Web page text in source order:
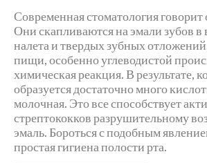
Современная стоматология говорит
Они скапливаются на эмали зубов в
налета и твердых зубных
пищи, особенно углеводистой
химическая реакция. В результате,
образуется достаточно много
молочная. Это все способствует
стрептококков разрушительному
эмаль. Бороться с подобным
простая гигиена полости рта.